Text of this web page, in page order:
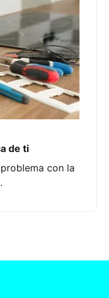
de ti
con la